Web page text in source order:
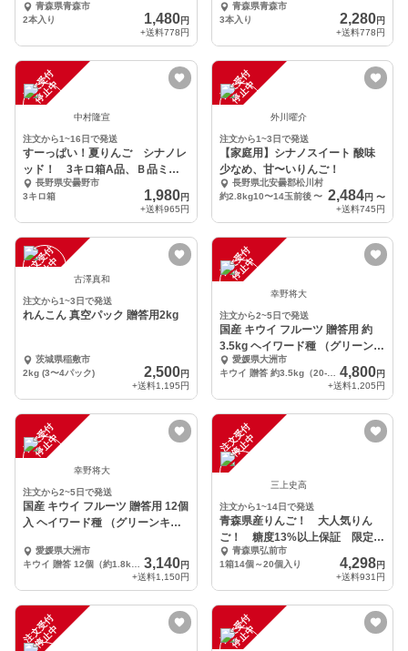
青森県青森市
2本入り
1,480円
+送料778円
青森県青森市
3本入り
2,280円
+送料778円
注
文
受
付
停
止
中
中村隆宣
注文から1~16日で発送
すーっぱい！夏りんご シナノレ
ッド！ 3キロ箱A品、Ｂ品ミッ
クス長野県安曇野市
3キロ箱
1,980円
+送料965円
注
文
受
付
停
止
中
外川曜介
注文から1~3日で発送
【家庭用】シナノスイート 酸味
少なめ、甘〜いりんご！
長野県北安曇郡松川村
約2.8kg10〜14玉前後 〜 2,484円 〜
+送料745円
注
文
受
付
停
止
中 古澤真和
注文から1~3日で発送
れんこん 真空パック 贈答用2kg
茨城県稲敷市
2kg (3〜4パック)
2,500円
+送料1,195円
注
文
受
付
停
止
中
幸野将大
注文から2~5日で発送
国産 キウイ フルーツ 贈答用 約
3.5kg ヘイワード種 （グリーンキ
ウイ）
愛媛県大洲市
キウイ 贈答 約3.5kg（20-27個）
4,800円
+送料1,205円
注
文
受
付
停
止
中
幸野将大
注文から2~5日で発送
国産 キウイ フルーツ 贈答用 12個
入 ヘイワード種 （グリーンキウ
愛媛県大洲市
3,140円
+送料1,150円
注
文
受
付
停
止
中
三上史高
注文から1~14日で発送
青森県産りんご！ 大人気りん
ご！ 糖度13%以上保証 限定販
売 100箱 家庭用
青森県弘前市
1箱14個～20個入り
4,298円
+送料931円
注
文
受
付
停
止
中 注
文
受
付
停
止
中